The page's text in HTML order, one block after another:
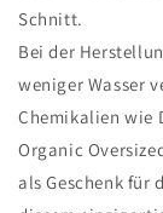
Schnitt.
Bei der
weniger Wasser
Chemikalien wie
Organic
als Geschenk für